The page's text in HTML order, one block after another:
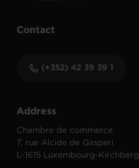
Address
Chambre de commerce
7, rue Alcide de Gasperi
L-1615 Luxembourg-Kirchberg
Contact
(+352) 42 39 39 1